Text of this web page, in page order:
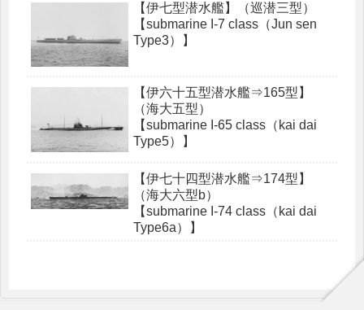
【伊七型潜水艦】（巡潜三型）
【submarine I-7 class（Jun sen
Type3）】
【伊六十五型潜水艦⇒165型】
（海大五型）
【submarine I-65 class（kai dai
Type5）】
【伊七十四型潜水艦⇒174型】
（海大六型b）
【submarine I-74 class（kai dai
Type6a）】